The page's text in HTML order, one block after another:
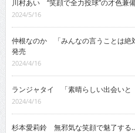
川村あい “笑顔で全力投球”の才色兼
2024/5/16
仲根なのか 「みんなの言うことは絶
発売
2024/4/16
ランジャタイ 「素晴らしい出会いと
2024/4/16
杉本愛莉鈴 無邪気な笑顔で魅了する